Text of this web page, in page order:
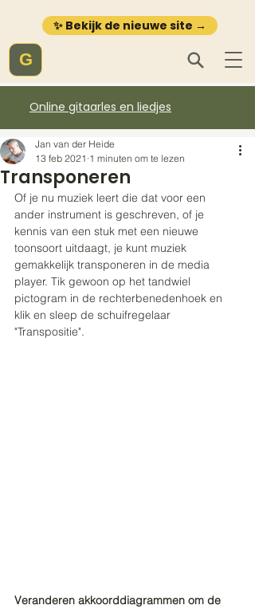
✨ Bekijk de nieuwe site →
G
Online gitaarles en liedjes
Transponeren
Jan van der Heide
13 feb 2021 1 minuten om te lezen
Of je nu muziek leert die dat voor een
ander instrument is geschreven, of je
kennis van een stuk met een nieuwe
toonsoort uitdaagt, je kunt muziek
gemakkelijk transponeren in de media
player. Tik gewoon op het tandwiel
pictogram in de rechterbenedenhoek en
klik en sleep de schuifregelaar
"Transpositie".
Veranderen akkoorddiagrammen om de